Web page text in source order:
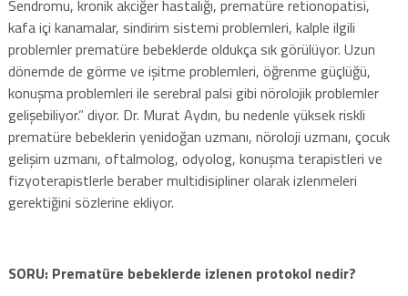
Sendromu, kronik akciğer hastalığı, prematüre retionopatisi,
kafa içi kanamalar, sindirim sistemi problemleri, kalple ilgili
problemler prematüre bebeklerde oldukça sık görülüyor. Uzun
dönemde de görme ve işitme problemleri, öğrenme güçlüğü,
konuşma problemleri ile serebral palsi gibi nörolojik problemler
gelişebiliyor.” diyor. Dr. Murat Aydın, bu nedenle yüksek riskli
prematüre bebeklerin yenidoğan uzmanı, nöroloji uzmanı, çocuk
gelişim uzmanı, oftalmolog, odyolog, konuşma terapistleri ve
fizyoterapistlerle beraber multidisipliner olarak izlenmeleri
gerektiğini sözlerine ekliyor.
SORU: Prematüre bebeklerde izlenen protokol nedir?